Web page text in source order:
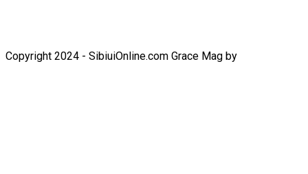
Copyright 2024 - SibiuiOnline.com Grace Mag by